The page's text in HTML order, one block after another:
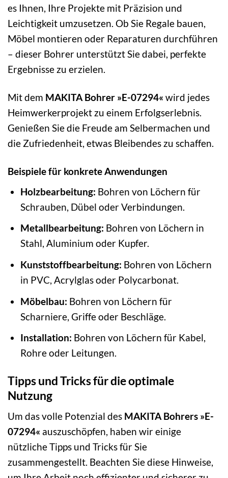
es Ihnen, Ihre Projekte mit Präzision und
Leichtigkeit umzusetzen. Ob Sie Regale bauen,
Möbel montieren oder Reparaturen durchführen
– dieser Bohrer unterstützt Sie dabei, perfekte
Ergebnisse zu erzielen.
Mit dem MAKITA Bohrer »E-07294« wird jedes
Heimwerkerprojekt zu einem Erfolgserlebnis.
Genießen Sie die Freude am Selbermachen und
die Zufriedenheit, etwas Bleibendes zu schaffen.
Beispiele für konkrete Anwendungen
Holzbearbeitung: Bohren von Löchern für
Schrauben, Dübel oder Verbindungen.
Metallbearbeitung: Bohren von Löchern in
Stahl, Aluminium oder Kupfer.
Kunststoffbearbeitung: Bohren von Löchern
in PVC, Acrylglas oder Polycarbonat.
Möbelbau: Bohren von Löchern für
Scharniere, Griffe oder Beschläge.
Installation: Bohren von Löchern für Kabel,
Rohre oder Leitungen.
Tipps und Tricks für die optimale
Nutzung
Um das volle Potenzial des MAKITA Bohrers »E-
07294« auszuschöpfen, haben wir einige
nützliche Tipps und Tricks für Sie
zusammengestellt. Beachten Sie diese Hinweise,